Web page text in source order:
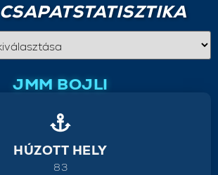
CSAPATSTATISZTIKA
JMM BOJLI
HÚZOTT HELY
83